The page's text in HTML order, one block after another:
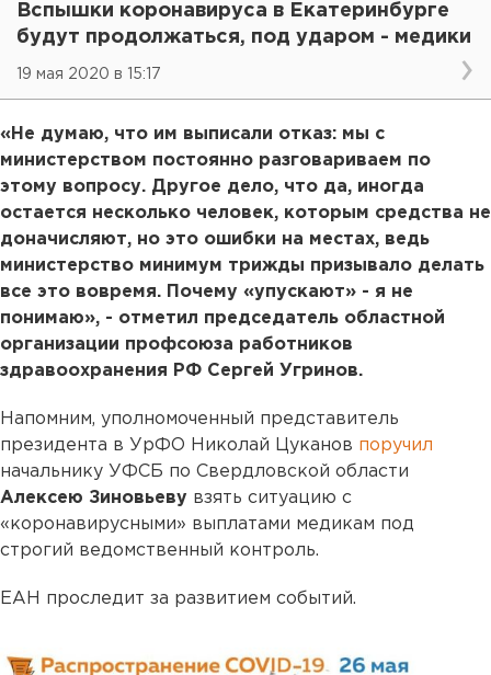
Вспышки коронавируса в Екатеринбурге
будут продолжаться, под ударом - медики
19 мая 2020 в 15:17
«Не думаю, что им выписали отказ: мы с
министерством постоянно разговариваем по
этому вопросу. Другое дело, что да, иногда
остается несколько человек, которым средства не
доначисляют, но это ошибки на местах, ведь
министерство минимум трижды призывало делать
все это вовремя. Почему «упускают» - я не
понимаю», - отметил председатель областной
организации профсоюза работников
здравоохранения РФ Сергей Угринов.
Напомним, уполномоченный представитель
президента в УрФО Николай Цуканов поручил
начальнику УФСБ по Свердловской области
Алексею Зиновьеву взять ситуацию с
«коронавирусными» выплатами медикам под
строгий ведомственный контроль.
ЕАН проследит за развитием событий.